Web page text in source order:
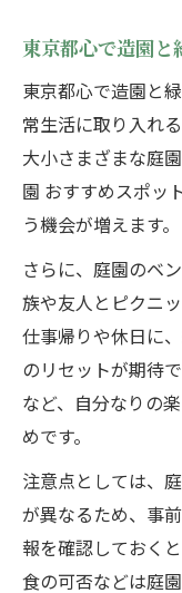
東京都心で造園と
東京都心で造園と
常生活に取り入れ
大小さまざまな庭
園 おすすめスポッ
う機会が増えます。
さらに、庭園のベ
族や友人とピクニ
仕事帰りや休日に
のリセットが期待
など、自分なりの
めです。
注意点としては、
が異なるため、事
報を確認しておく
食の可否などは庭